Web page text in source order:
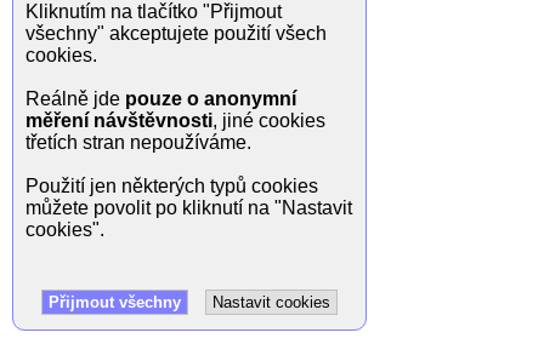
Kliknutím na tlačítko "Přijmout
všechny" akceptujete použití všech
cookies.
Reálně jde pouze o anonymní
měření návštěvnosti, jiné cookies
třetích stran nepoužíváme.
Použití jen některých typů cookies
můžete povolit po kliknutí na "Nastavit
cookies".
Přijmout všechny Nastavit cookies